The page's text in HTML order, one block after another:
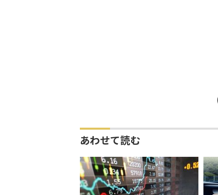
あわせて読む